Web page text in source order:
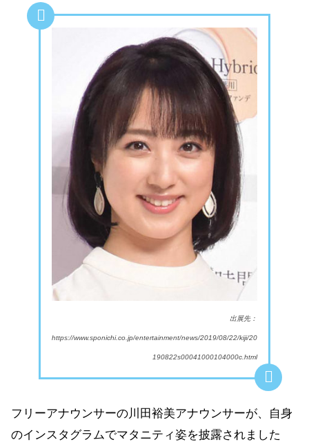
出展先：
https://www.sponichi.co.jp/entertainment/news/2019/08/22/kiji/20
190822s00041000104000c.html
フリーアナウンサーの川田裕美アナウンサーが、自身
のインスタグラムでマタニティ姿を披露されました